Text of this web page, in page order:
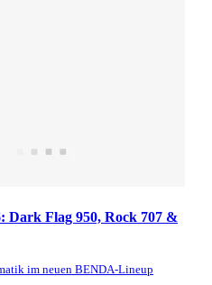
Dark Flag 950, Rock 707 &
im neuen BENDA-Lineup